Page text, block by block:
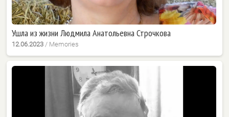
Ушла из жизни Людмила Анатольевна Строчкова
12.06.2023 / Memories